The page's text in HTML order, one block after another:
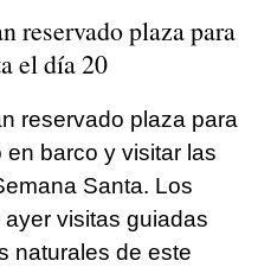
reservado plaza para
el día 20
reservado plaza para
barco y visitar las
Santa. Los
visitas guiadas
naturales de este